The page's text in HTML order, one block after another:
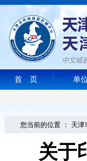
首 页 单
您当前的位置 ： 天津
关于